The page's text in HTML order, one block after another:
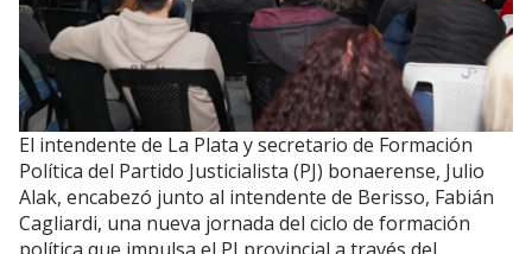
El intendente de La Plata y secretario de Formación
Política del Partido Justicialista (PJ) bonaerense, Julio
Alak, encabezó junto al intendente de Berisso, Fabián
Cagliardi, una nueva jornada del ciclo de formación